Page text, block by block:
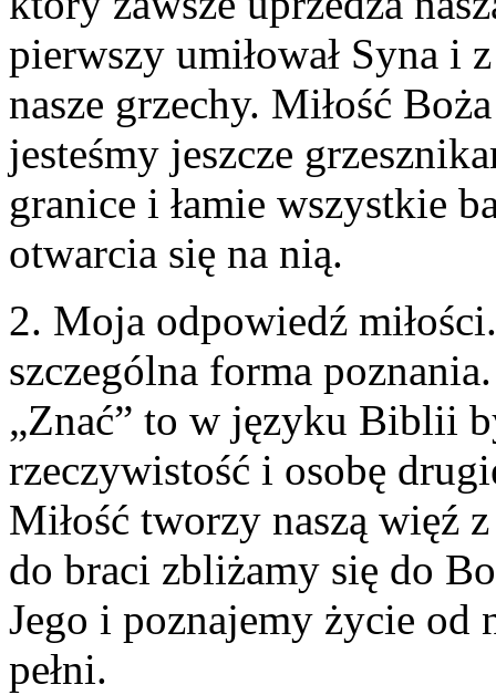
pierwszy umiłował Syna i
nasze grzechy. Miłość
jesteśmy jeszcze
granice i łamie wszystkie
otwarcia się na nią.
2. Moja odpowiedź
szczególna forma
„Znać” to w języku Biblii
rzeczywistość i osobę
Miłość tworzy naszą więź
do braci zbliżamy się do
Jego i poznajemy życie od
pełni.